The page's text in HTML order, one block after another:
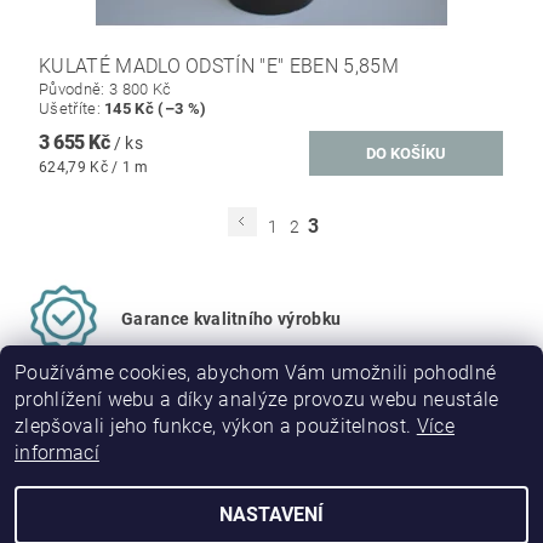
KULATÉ MADLO ODSTÍN "E" EBEN 5,85M
Původně: 3 800 Kč
Ušetříte: 145 Kč (–3 %)
3 655 Kč / ks
624,79 Kč / 1 m
1 2 3
Garance kvalitního výrobku
PVC madla
Používáme cookies, abychom Vám umožnili pohodlné
prohlížení webu a díky analýze provozu webu neustále
zlepšovali jeho funkce, výkon a použitelnost. Více
informací
NASTAVENÍ